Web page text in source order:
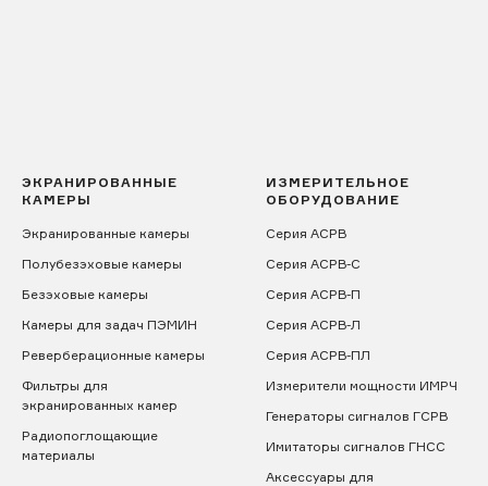
ЭКРАНИРОВАННЫЕ
КАМЕРЫ
Экранированные камеры
Полубезэховые камеры
Безэховые камеры
Камеры для задач ПЭМИН
Реверберационные камеры
Фильтры для
экранированных камер
Радиопоглощающие
материалы
ИЗМЕРИТЕЛЬНОЕ
ОБОРУДОВАНИЕ
Серия АСРВ
Серия АСРВ-С
Серия АСРВ-П
Серия АСРВ-Л
Серия АСРВ-ПЛ
Измерители мощности ИМРЧ
Генераторы сигналов ГСРВ
Имитаторы сигналов ГНСС
Аксессуары для